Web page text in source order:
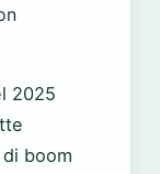
2025
boom